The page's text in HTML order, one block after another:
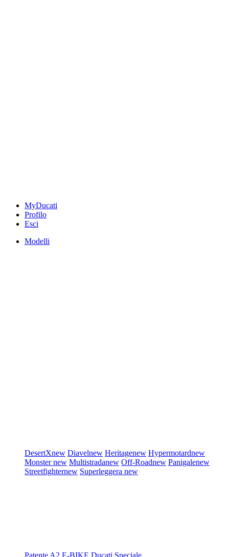
MyDucati
Profilo
Esci
Modelli
DesertXnew Diavelnew Heritagenew Hypermotardnew
Monsternew Multistradanew Off-Roadnew Panigalenew
Streetfighternew Superleggera new
Patente A2 E-BIKE Ducati Speciale